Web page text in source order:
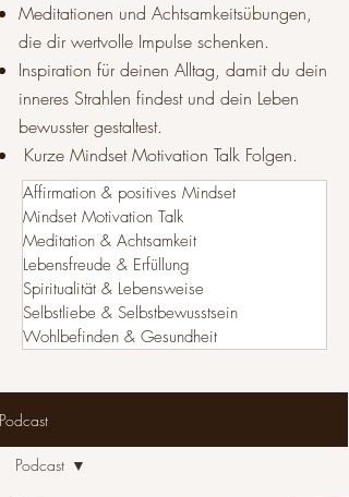
Meditationen und Achtsamkeitsübungen,
die dir wertvolle Impulse schenken.
Inspiration für deinen Alltag, damit du dein
inneres Strahlen findest und dein Leben
bewusster gestaltest.
Kurze Mindset Motivation Talk Folgen.
Affirmation & positives Mindset
Mindset Motivation Talk
Meditation & Achtsamkeit
Lebensfreude & Erfüllung
Spiritualität & Lebensweise
Selbstliebe & Selbstbewusstsein
Wohlbefinden & Gesundheit
Podcast
Podcast